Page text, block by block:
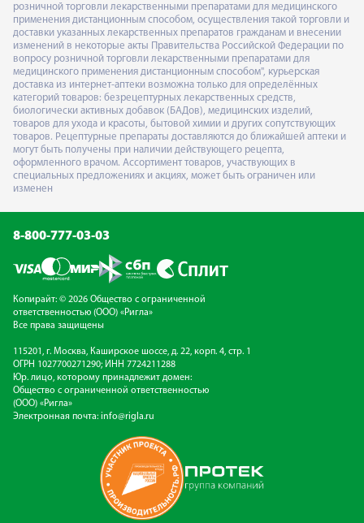
розничной торговли лекарственными препаратами для медицинского
применения дистанционным способом, осуществления такой торговли и
доставки указанных лекарственных препаратов гражданам и внесении
изменений в некоторые акты Правительства Российской Федерации по
вопросу розничной торговли лекарственными препаратами для
медицинского применения дистанционным способом", курьерская
доставка из интернет-аптеки возможна только для определённых
категорий товаров: безрецептурных лекарственных средств,
биологически активных добавок (БАДов), медицинских изделий,
товаров для ухода и красоты, бытовой химии и других сопутствующих
товаров. Рецептурные препараты доставляются до ближайшей аптеки и
могут быть получены при наличии действующего рецепта,
оформленного врачом. Ассортимент товаров, участвующих в
специальных предложениях и акциях, может быть ограничен или
изменен
8-800-777-03-03
Копирайт: © 2026 Общество с ограниченной
ответственностью (ООО) «Ригла»
Все права защищены
115201, г. Москва, Каширское шоссе, д. 22, корп. 4, стр. 1
ОГРН 1027700271290; ИНН 7724211288
Юр. лицо, которому принадлежит домен:
Общество с ограниченной ответственностью
(ООО) «Ригла»
Электронная почта: info@rigla.ru